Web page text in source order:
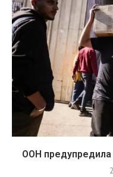
ООН